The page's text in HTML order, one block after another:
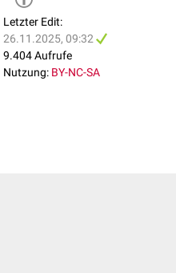
Letzter Edit:
26.11.2025, 09:32
9.404 Aufrufe
Nutzung: BY-NC-SA